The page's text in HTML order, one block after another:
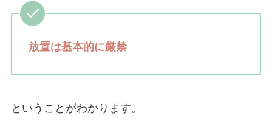
放置は基本的に厳禁
ということがわかります。